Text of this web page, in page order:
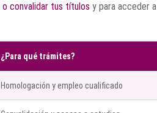
o convalidar tus títulos y para acceder a
¿Para qué trámites?
Homologación y empleo cualificado